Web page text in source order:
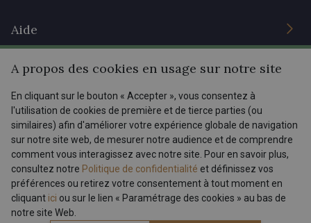
Prix réduits
Magazine
Aide
Livraison : France, Belgique, International
Retours & réclamations
FAQ - Questions fréquentes
Modes de paiements
Tous nos tissus
Magazine
FR EN
Dernière modification : 24/03/2026 07:36
A propos des cookies en usage sur notre site
En cliquant sur le bouton « Accepter », vous consentez à
l'utilisation de cookies de première et de tierce parties (ou
similaires) afin d'améliorer votre expérience globale de navigation
sur notre site web, de mesurer notre audience et de comprendre
comment vous interagissez avec notre site. Pour en savoir plus,
consultez notre Politique de confidentialité et définissez vos
préférences ou retirez votre consentement à tout moment en
cliquant ici ou sur le lien « Paramétrage des cookies » au bas de
notre site Web.